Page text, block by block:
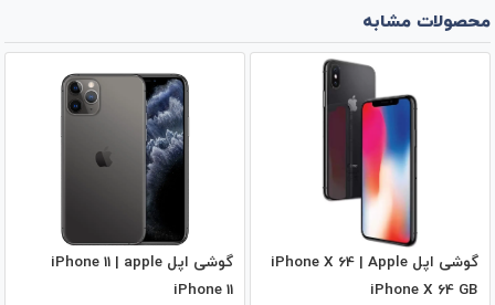
محصولات مشابه
گوشی اپل iPhone X 64 | Apple
iPhone X 64 GB
گوشی اپل iPhone 11 | apple
iPhone 11